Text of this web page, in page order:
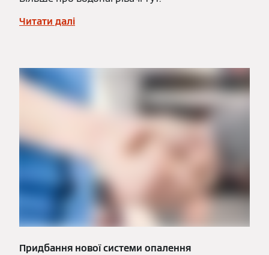
Читати далі
Придбання нової системи опалення